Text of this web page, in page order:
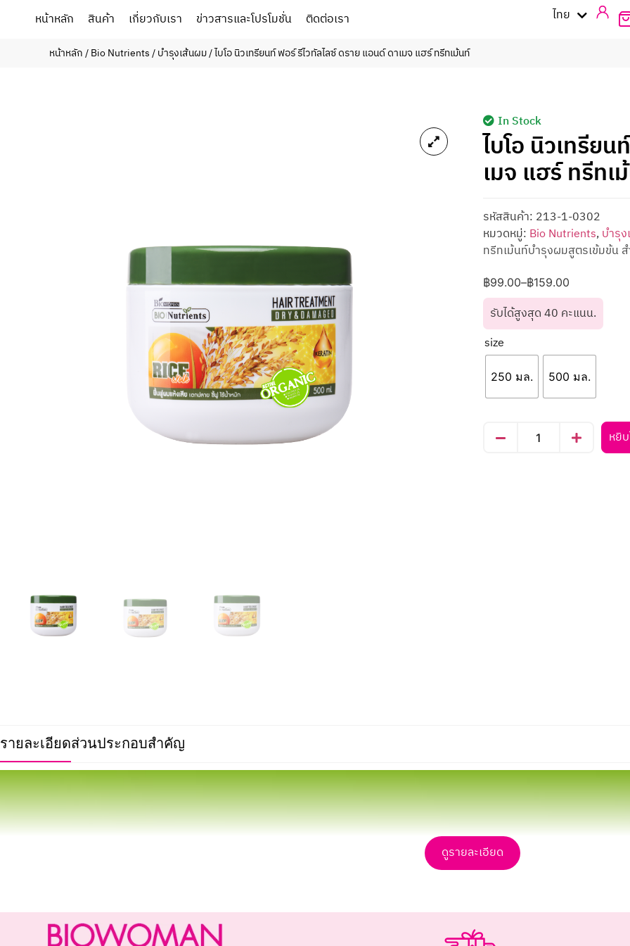
หน้าหลัก สินค้า เกี่ยวกับเรา ข่าวสารและโปรโมชั่น ติดต่อเรา ไทย
English
หน้าหลัก/Bio Nutrients/บำรุงเส้นผม/ ไบโอ นิวเทรียนท์ ฟอร์ รีไวทัลไลซ์ ดราย แอนด์ ดาเมจ แฮร์ ทรีทเม้นท์
In Stock
ไบโอ นิวเทรีย
เมจ แฮร์ ทรีทเ
รหัสสินค้า: 213-1-0302
หมวดหมู่: Bio Nutrients, บำรุ
ทรีทเม้นท์บำรุงผมสูตรเข้มข้น
฿99.00–฿159.00
รับได้สูงสุด 40 คะแนน.
size
250 มล. 500 มล.
หยิ
รายละเอียดส่วนประกอบสำคัญ
ดูรายละเอียด